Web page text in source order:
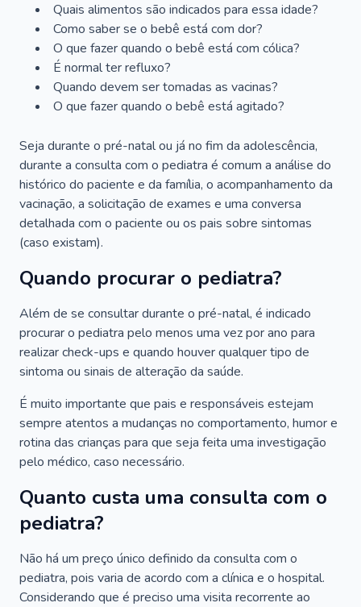
Quais alimentos são indicados para essa idade?
Como saber se o bebê está com dor?
O que fazer quando o bebê está com cólica?
É normal ter refluxo?
Quando devem ser tomadas as vacinas?
O que fazer quando o bebê está agitado?
Seja durante o pré-natal ou já no fim da adolescência,
durante a consulta com o pediatra é comum a análise do
histórico do paciente e da família, o acompanhamento da
vacinação, a solicitação de exames e uma conversa
detalhada com o paciente ou os pais sobre sintomas
(caso existam).
Quando procurar o pediatra?
Além de se consultar durante o pré-natal, é indicado
procurar o pediatra pelo menos uma vez por ano para
realizar check-ups e quando houver qualquer tipo de
sintoma ou sinais de alteração da saúde.
É muito importante que pais e responsáveis estejam
sempre atentos a mudanças no comportamento, humor e
rotina das crianças para que seja feita uma investigação
pelo médico, caso necessário.
Quanto custa uma consulta com o
pediatra?
Não há um preço único definido da consulta com o
pediatra, pois varia de acordo com a clínica e o hospital.
Considerando que é preciso uma visita recorrente ao